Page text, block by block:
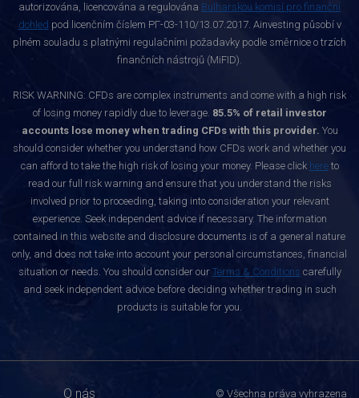
autorizována, licencována a regulována Bulharskou komisí pro finanční
dohled pod licenčním číslem РГ-03-110/13.07.2017. Ainvesting působí v
plném souladu s platnými regulačními požadavky podle směrnice o trzích
finančních nástrojů (MiFID).
RISK WARNING: CFDs are complex instruments and come with a high risk
of losing money rapidly due to leverage. 85.5% of retail investor
accounts lose money when trading CFDs with this provider. You
should consider whether you understand how CFDs work and whether you
can afford to take the high risk of losing your money. Please click hereto
read our full risk warning and ensure that you understand the risks
involved prior to proceeding, taking into consideration your relevant
experience. Seek independent advice if necessary. The information
contained in this website and disclosure documents is of a general nature
only, and does not take into account your personal circumstances, financial
situation or needs. You should consider our Terms & Conditions carefully
and seek independent advice before deciding whether trading in such
products is suitable for you.
O nás © Všechna práva vyhrazena